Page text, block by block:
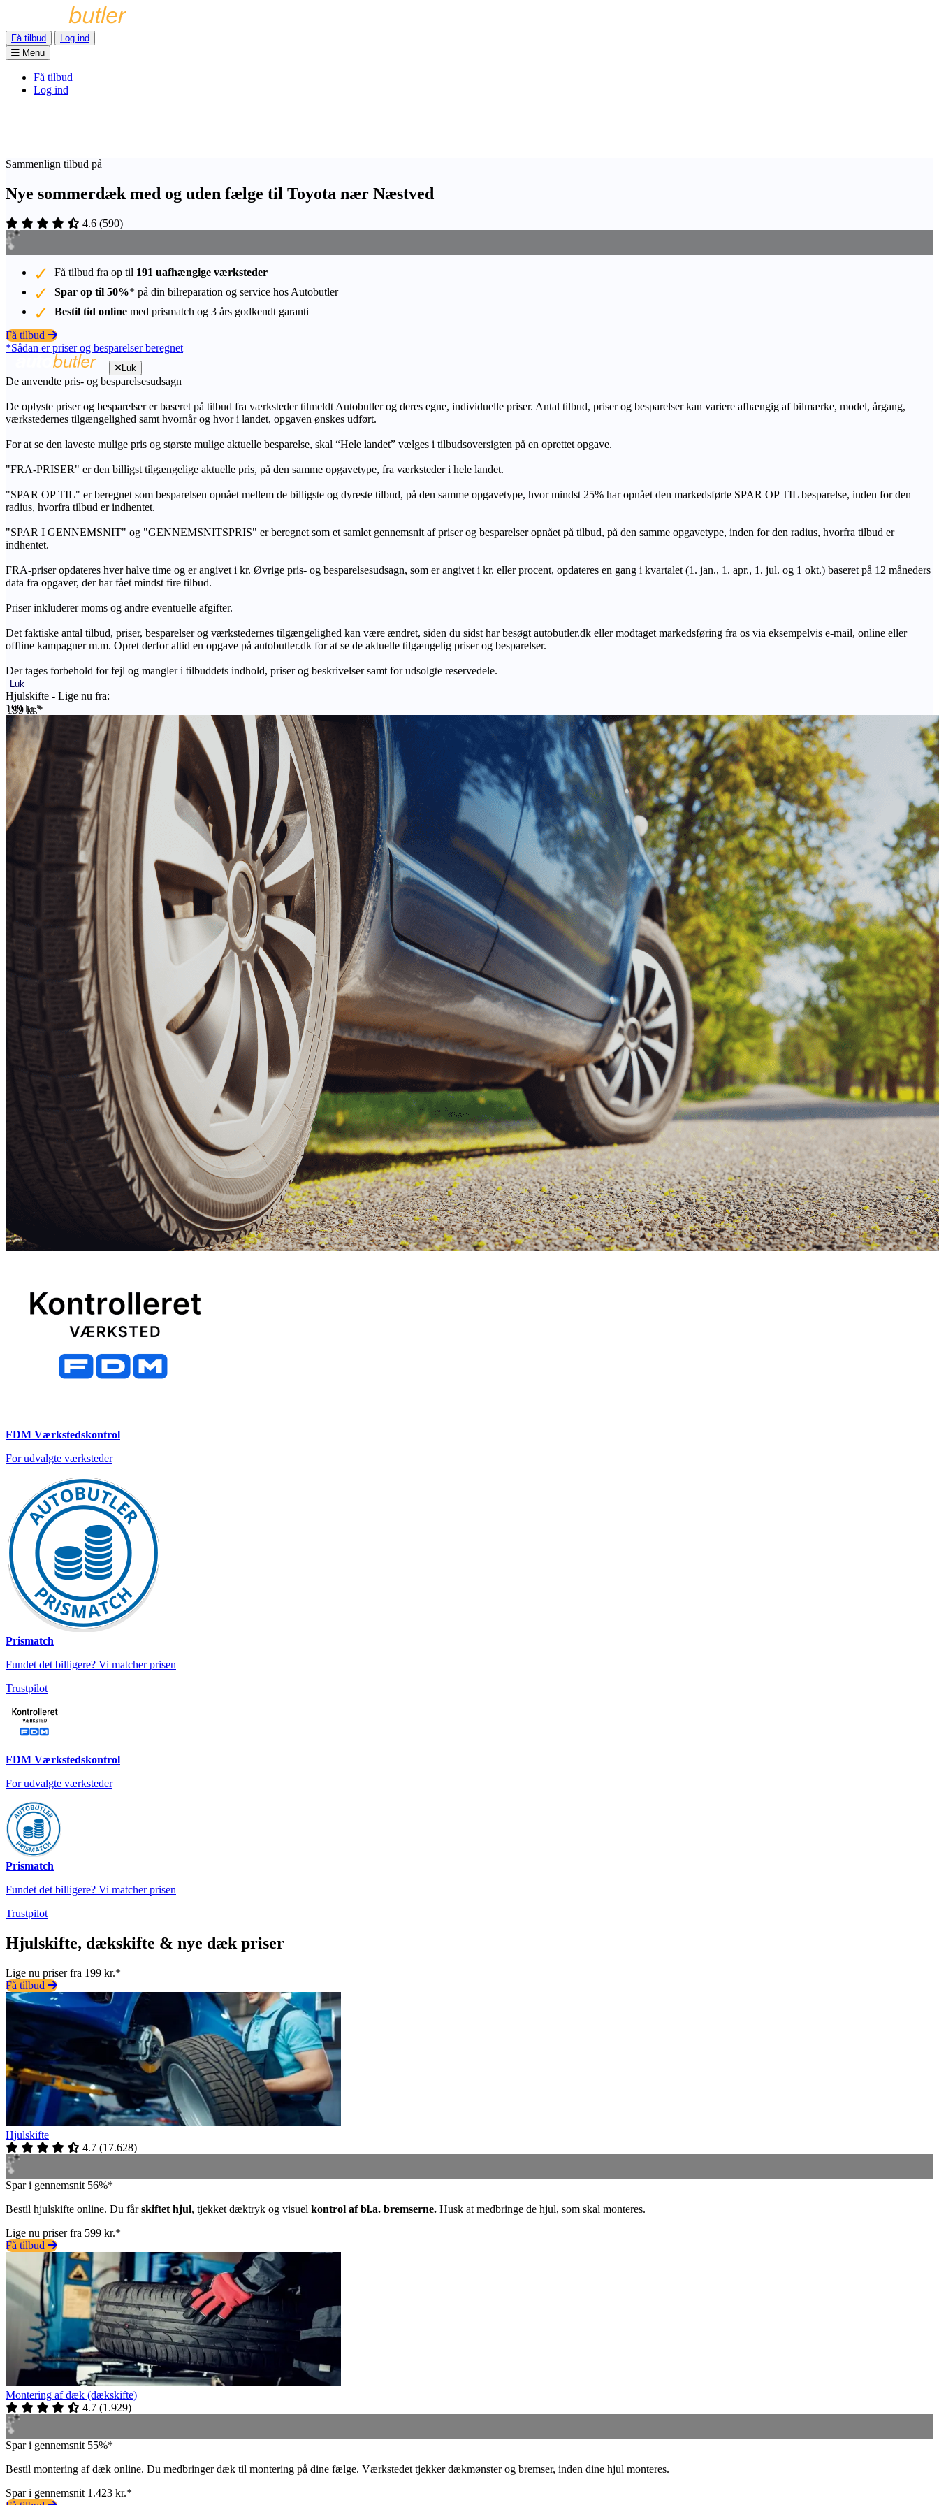
Få tilbud
Log ind
Menu
Få tilbud
Log ind
Sammenlign tilbud på
Nye sommerdæk med og uden fælge til Toyota nær Næstved
4.6 (590)
Få tilbud fra op til 191 uafhængige værksteder
Spar op til 50%* på din bilreparation og service hos Autobutler
Bestil tid online med prismatch og 3 års godkendt garanti
Få tilbud
*Sådan er priser og besparelser beregnet
Luk
De anvendte pris- og besparelsesudsagn
De oplyste priser og besparelser er baseret på tilbud fra værksteder tilmeldt Autobutler og deres egne, individuelle priser. Antal tilbud, priser og besparelser kan variere afhængig af bilmærke, model, årgang,
værkstedernes tilgængelighed samt hvornår og hvor i landet, opgaven ønskes udført.
For at se den laveste mulige pris og største mulige aktuelle besparelse, skal “Hele landet” vælges i tilbudsoversigten på en oprettet opgave.
"FRA-PRISER" er den billigst tilgængelige aktuelle pris, på den samme opgavetype, fra værksteder i hele landet.
"SPAR OP TIL" er beregnet som besparelsen opnået mellem de billigste og dyreste tilbud, på den samme opgavetype, hvor mindst 25% har opnået den markedsførte SPAR OP TIL besparelse, inden for den
radius, hvorfra tilbud er indhentet.
"SPAR I GENNEMSNIT" og "GENNEMSNITSPRIS" er beregnet som et samlet gennemsnit af priser og besparelser opnået på tilbud, på den samme opgavetype, inden for den radius, hvorfra tilbud er
indhentet.
FRA-priser opdateres hver halve time og er angivet i kr. Øvrige pris- og besparelsesudsagn, som er angivet i kr. eller procent, opdateres en gang i kvartalet (1. jan., 1. apr., 1. jul. og 1 okt.) baseret på 12 måneders
data fra opgaver, der har fået mindst fire tilbud.
Priser inkluderer moms og andre eventuelle afgifter.
Det faktiske antal tilbud, priser, besparelser og værkstedernes tilgængelighed kan være ændret, siden du sidst har besøgt autobutler.dk eller modtaget markedsføring fra os via eksempelvis e-mail, online eller
offline kampagner m.m. Opret derfor altid en opgave på autobutler.dk for at se de aktuelle tilgængelig priser og besparelser.
Der tages forbehold for fejl og mangler i tilbuddets indhold, priser og beskrivelser samt for udsolgte reservedele.
Luk
Hjulskifte - Lige nu fra:
199 kr.*
FDM Værkstedskontrol
For udvalgte værksteder
Prismatch
Fundet det billigere? Vi matcher prisen
Trustpilot
FDM Værkstedskontrol
For udvalgte værksteder
Prismatch
Fundet det billigere? Vi matcher prisen
Trustpilot
Hjulskifte, dækskifte & nye dæk priser
Lige nu priser fra 199 kr.*
Få tilbud
Hjulskifte
4.7 (17.628)
Spar i gennemsnit 56%*
Bestil hjulskifte online. Du fårskiftet hjul, tjekket dæktryk og visuel kontrol af bl.a. bremserne. Husk at medbringe de hjul, som skal monteres.
Lige nu priser fra 599 kr.*
Få tilbud
Montering af dæk (dækskifte)
4.7 (1.929)
Spar i gennemsnit 55%*
Bestil montering af dæk online. Du medbringer dæk til montering på dine fælge. Værkstedet tjekker dækmønster og bremser, inden dine hjul monteres.
Spar i gennemsnit 1.423 kr.*